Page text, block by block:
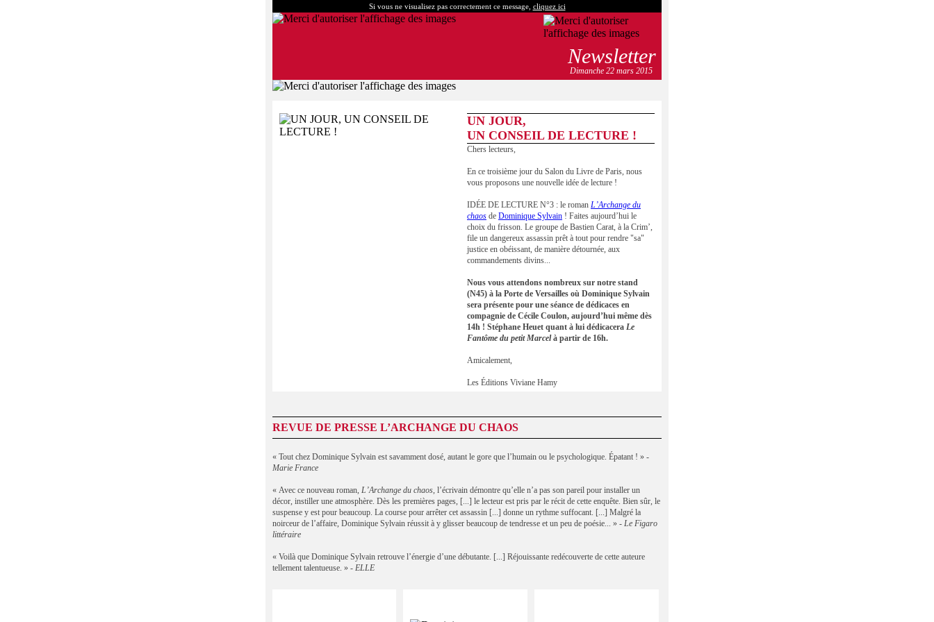
Si vous ne visualisez pas correctement ce message, cliquez ici
Newsletter
Dimanche 22 mars 2015
UN JOUR,
UN CONSEIL DE LECTURE !
Chers lecteurs,
En ce troisième jour du Salon du Livre de Paris, nous
vous proposons une nouvelle idée de lecture !
IDÉE DE LECTURE N°3 : le roman L’Archange du
chaos de Dominique Sylvain ! Faites aujourd’hui le
choix du frisson. Le groupe de Bastien Carat, à la Crim’,
file un dangereux assassin prêt à tout pour rendre "sa"
justice en obéissant, de manière détournée, aux
commandements divins...
Nous vous attendons nombreux sur notre stand
(N45) à la Porte de Versailles où Dominique Sylvain
sera présente pour une séance de dédicaces en
compagnie de Cécile Coulon, aujourd’hui même dès
14h ! Stéphane Heuet quant à lui dédicacera Le
Fantôme du petit Marcelà partir de 16h.
Amicalement,
Les Éditions Viviane Hamy
REVUE DE PRESSE L’ARCHANGE DU CHAOS
« Tout chez Dominique Sylvain est savamment dosé, autant le gore que l’humain ou le psychologique. Épatant ! » -
Marie France
« Avec ce nouveau roman, L’Archange du chaos, l’écrivain démontre qu’elle n’a pas son pareil pour installer un
décor, instiller une atmosphère. Dès les premières pages, [...] le lecteur est pris par le récit de cette enquête. Bien sûr, le
suspense y est pour beaucoup. La course pour arrêter cet assassin [...] donne un rythme suffocant. [...] Malgré la
noirceur de l’affaire, Dominique Sylvain réussit à y glisser beaucoup de tendresse et un peu de poésie... » - Le Figaro
littéraire
« Voilà que Dominique Sylvain retrouve l’énergie d’une débutante. [...] Réjouissante redécouverte de cette auteure
tellement talentueuse. » - ELLE